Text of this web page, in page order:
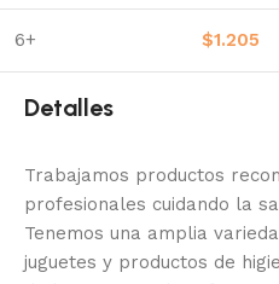
6+ $1.205
Detalles
Trabajamos productos
profesionales cuidando la
Tenemos una amplia
juguetes y productos de